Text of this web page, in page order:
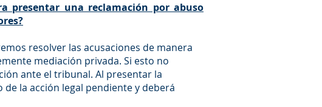
presentar una reclamación por abuso
resolver las acusaciones de manera
mediación privada. Si esto no
ante el tribunal. Al presentar la
la acción legal pendiente y deberá